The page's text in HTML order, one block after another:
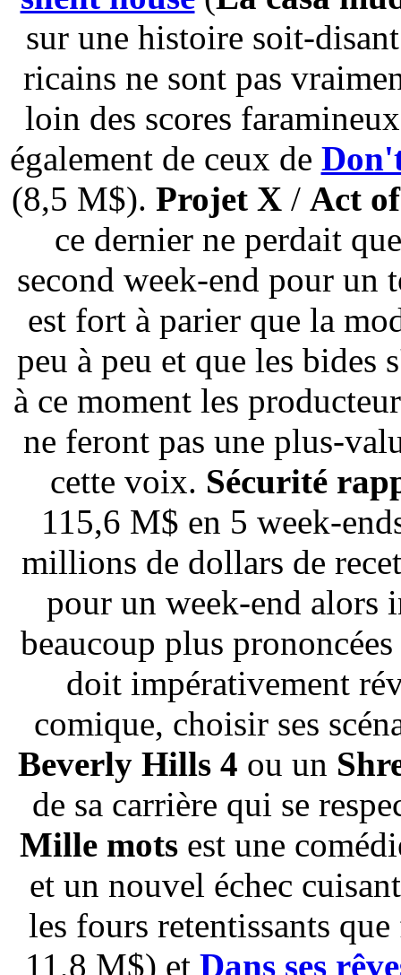
sur une histoire soit-
ricains ne sont pas
loin des scores
également de ceux de
(8,5 M$). Projet X/ Act
ce dernier ne perdait
second week-end pour
est fort à parier que la
peu à peu et que les bides
à ce moment les
ne feront pas une plus-
cette voix. Sécurité
115,6 M$ en 5 week-
millions de dollars de
pour un week-end alors
beaucoup plus
doit impérativement
comique, choisir ses
Beverly Hills 4 ou un
de sa carrière qui se
Mille motsest une
et un nouvel échec
les fours retentissants
11,8 M$) et Dans ses